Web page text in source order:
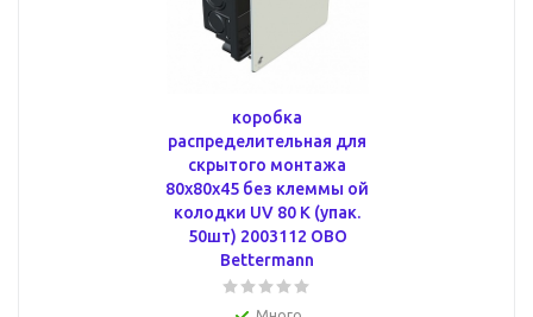
коробка
распределительная для
скрытого монтажа
80x80x45 без клеммы ой
колодки UV 80 K (упак.
50шт) 2003112 OBO
Bettermann